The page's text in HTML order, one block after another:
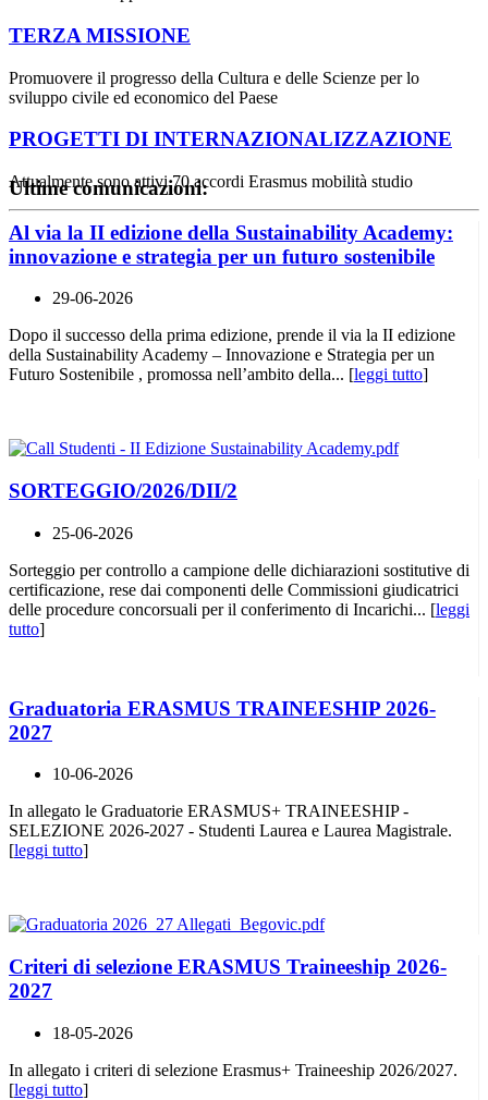
TERZA MISSIONE
Promuovere il progresso della Cultura e delle Scienze per lo
sviluppo civile ed economico del Paese
PROGETTI DI INTERNAZIONALIZZAZIONE
Attualmente sono attivi 70 accordi Erasmus mobilità studio
Ultime comunicazioni:
Al via la II edizione della Sustainability Academy:
innovazione e strategia per un futuro sostenibile
29-06-2026
Dopo il successo della prima edizione, prende il via la II edizione
della Sustainability Academy – Innovazione e Strategia per un
Futuro Sostenibile , promossa nell’ambito della... [leggi tutto]
SORTEGGIO/2026/DII/2
25-06-2026
Sorteggio per controllo a campione delle dichiarazioni sostitutive di
certificazione, rese dai componenti delle Commissioni giudicatrici
delle procedure concorsuali per il conferimento di Incarichi... [leggi
tutto]
Graduatoria ERASMUS TRAINEESHIP 2026-
2027
10-06-2026
In allegato le Graduatorie ERASMUS+ TRAINEESHIP -
SELEZIONE 2026-2027 - Studenti Laurea e Laurea Magistrale.
[leggi tutto]
Criteri di selezione ERASMUS Traineeship 2026-
2027
18-05-2026
In allegato i criteri di selezione Erasmus+ Traineeship 2026/2027.
[leggi tutto]